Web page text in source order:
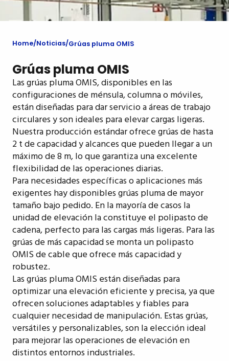
Home Noticias Grúas pluma OMIS
Grúas pluma OMIS
Las grúas pluma OMIS, disponibles en las
configuraciones de ménsula, columna o móviles,
están diseñadas para dar servicio a áreas de trabajo
circulares y son ideales para elevar cargas ligeras.
Nuestra producción estándar ofrece grúas de hasta
2 t de capacidad y alcances que pueden llegar a un
máximo de 8 m, lo que garantiza una excelente
flexibilidad de las operaciones diarias.
Para necesidades específicas o aplicaciones más
exigentes hay disponibles grúas pluma de mayor
tamaño bajo pedido. En la mayoría de casos la
unidad de elevación la constituye el polipasto de
cadena, perfecto para las cargas más ligeras. Para las
grúas de más capacidad se monta un polipasto
OMIS de cable que ofrece más capacidad y
robustez.
Las grúas pluma OMIS están diseñadas para
optimizar una elevación eficiente y precisa, ya que
ofrecen soluciones adaptables y fiables para
cualquier necesidad de manipulación. Estas grúas,
versátiles y personalizables, son la elección ideal
para mejorar las operaciones de elevación en
distintos entornos industriales.